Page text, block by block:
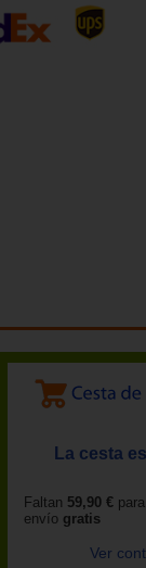
La cesta
Faltan 59,90 €
envío gratis
Ver